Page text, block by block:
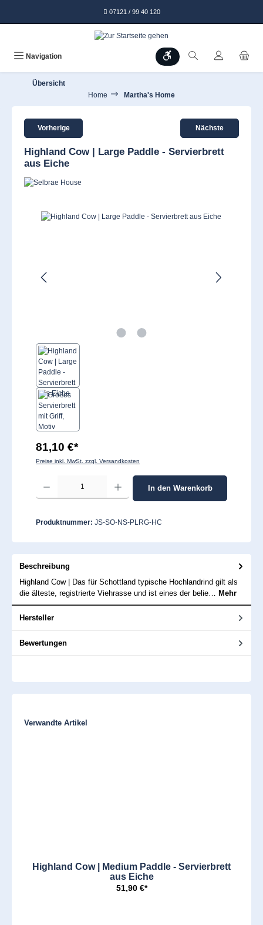
07121 / 99 40 120
Navigation Werkzeugleiste anzeigen
Übersicht
Home
Martha's Home
Vorherige Nächste
Highland Cow | Large Paddle - Servierbrett
aus Eiche
Bildergalerie überspringen
81,10 €*
Preise inkl. MwSt. zzgl. Versandkosten
Produkt Anzahl: Gib den gewünschten Wert ein oder benutze die Schaltflächen
In den Warenkorb
Produktnummer: JS-SO-NS-PLRG-HC
Beschreibung
Highland Cow | Das für Schottland typische Hochlandrind gilt als
die älteste, registrierte Viehrasse und ist eines der belie… Mehr
Hersteller
Bewertungen
Produktgalerie überspringen
Verwandte Artikel
Highland Cow | Medium Paddle - Servierbrett
aus Eiche
51,90 €*